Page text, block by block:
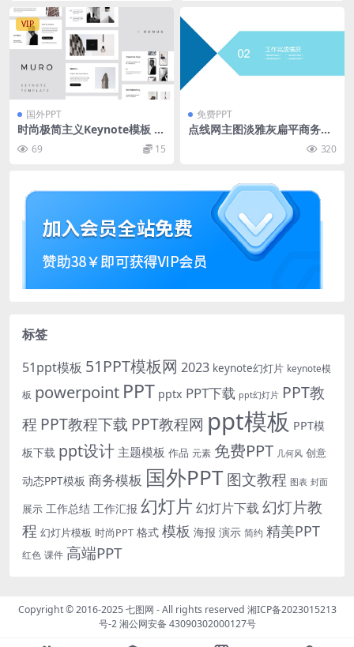
VIP
国外PPT
时尚极简主义Keynote模板 M
URO – Keynote Template +
Big Bonus
69 15
免费PPT
点线网主图淡雅灰扁平商务工
320
标签
51ppt模板 51PPT模板网 2023 keynote幻灯片 keynote模
板 powerpoint PPT pptx PPT下载 ppt幻灯片 PPT教
程 PPT教程下载 PPT教程网 ppt模板 PPT模
板下载 ppt设计 主题模板 作品 元素 免费PPT 几何风 创意
动态PPT模板 商务模板 国外PPT图文教程 图表 封面
展示 工作总结 工作汇报 幻灯片 幻灯片下载 幻灯片教
程 幻灯片模板 时尚PPT 格式 模板 海报 演示 简约 精美PPT
红色 课件 高端PPT
Copyright © 2016-2025七图网 - All rights reserved 湘ICP备2023015213
号-2湘公网安备 43090302000127号